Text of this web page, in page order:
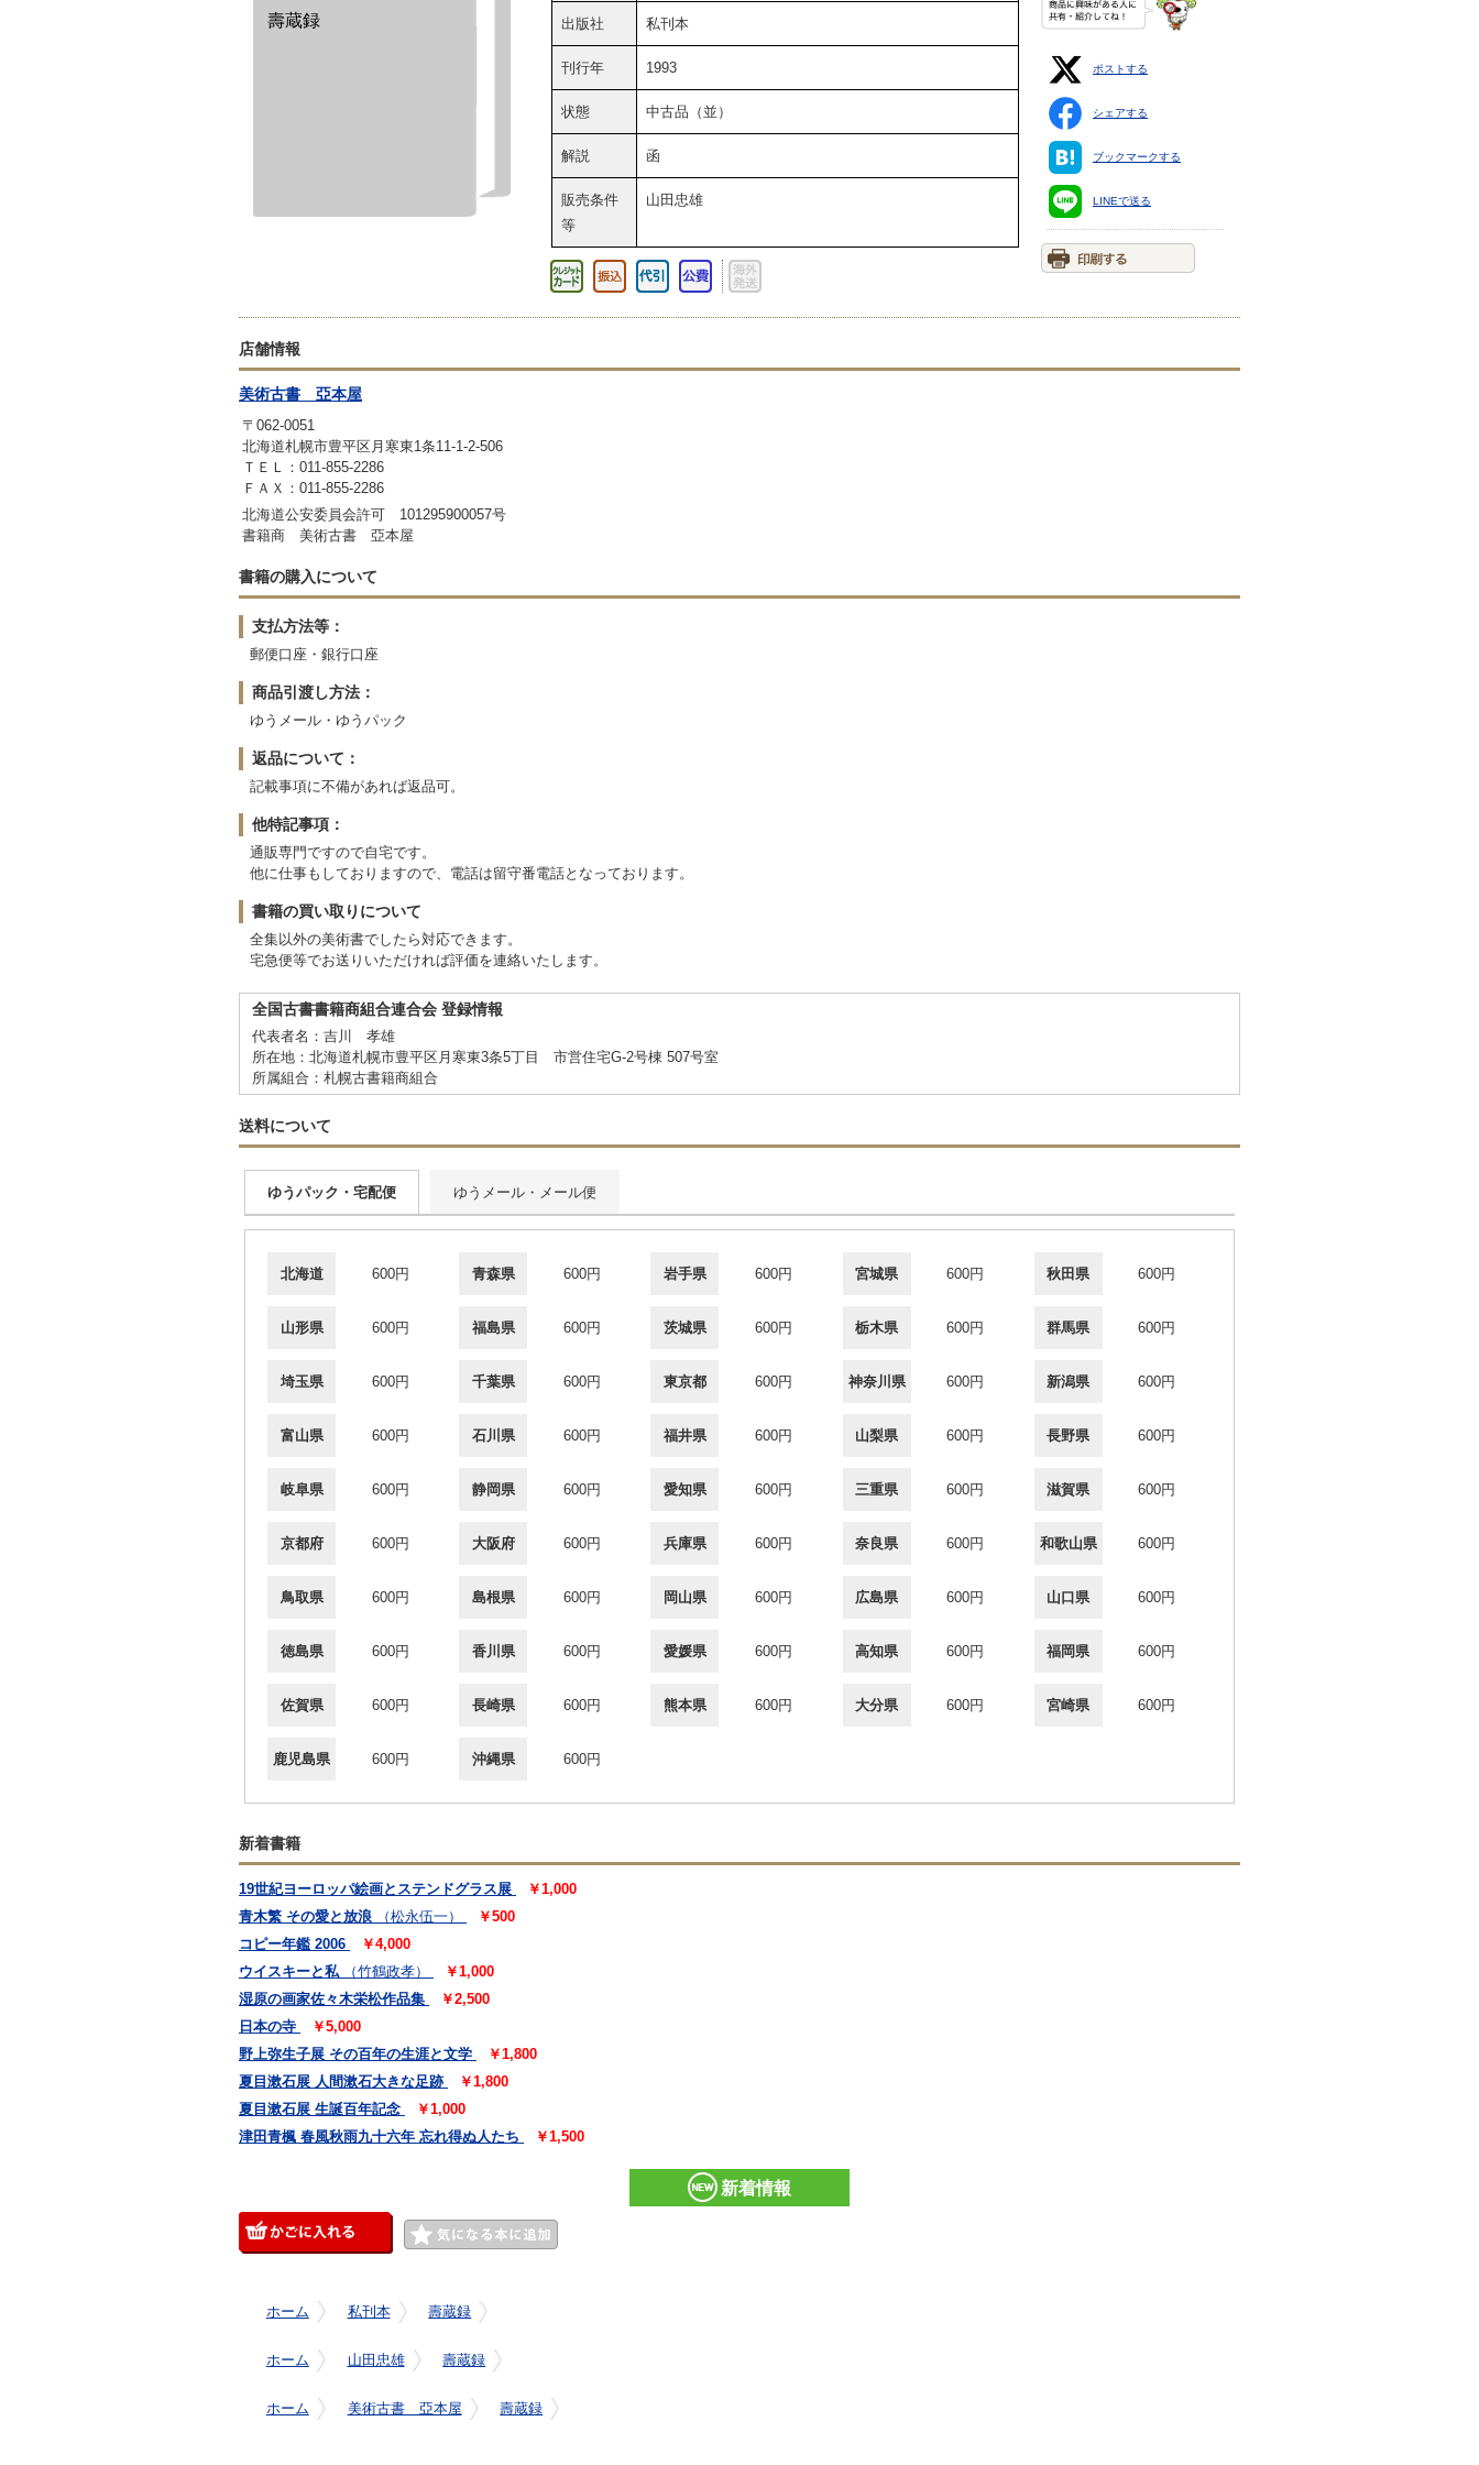
壽蔵録 出版社 私刊本
刊行年 1993
状態 中古品（並）
解説 函
販売条件
等
山田忠雄
ポストする
シェアする
ブックマークする
LINEで送る
店舗情報
美術古書 亞本屋
〒062-0051
北海道札幌市豊平区月寒東1条11-1-2-506
ＴＥＬ：011-855-2286
ＦＡＸ：011-855-2286
北海道公安委員会許可 101295900057号
書籍商 美術古書 亞本屋
書籍の購入について
支払方法等：
郵便口座・銀行口座
商品引渡し方法：
ゆうメール・ゆうパック
返品について：
記載事項に不備があれば返品可。
他特記事項：
通販専門ですので自宅です。
他に仕事もしておりますので、電話は留守番電話となっております。
書籍の買い取りについて
全集以外の美術書でしたら対応できます。
宅急便等でお送りいただければ評価を連絡いたします。
全国古書書籍商組合連合会 登録情報
代表者名：吉川 孝雄
所在地：北海道札幌市豊平区月寒東3条5丁目 市営住宅G-2号棟 507号室
所属組合：札幌古書籍商組合
送料について
ゆうパック・宅配便 ゆうメール・メール便
北海道 600円 青森県 600円 岩手県 600円 宮城県 600円 秋田県 600円
山形県 600円 福島県 600円 茨城県 600円 栃木県 600円 群馬県 600円
埼玉県 600円 千葉県 600円 東京都 600円 神奈川県 600円 新潟県 600円
富山県 600円 石川県 600円 福井県 600円 山梨県 600円 長野県 600円
岐阜県 600円 静岡県 600円 愛知県 600円 三重県 600円 滋賀県 600円
京都府 600円 大阪府 600円 兵庫県 600円 奈良県 600円 和歌山県 600円
鳥取県 600円 島根県 600円 岡山県 600円 広島県 600円 山口県 600円
徳島県 600円 香川県 600円 愛媛県 600円 高知県 600円 福岡県 600円
佐賀県 600円 長崎県 600円 熊本県 600円 大分県 600円 宮崎県 600円
鹿児島県 600円 沖縄県 600円
新着書籍
19世紀ヨーロッパ絵画とステンドグラス展
￥1,000
青木繁 その愛と放浪
（松永伍一）
￥500
コピー年鑑 2006
￥4,000
ウイスキーと私
（竹鶴政孝）
￥1,000
湿原の画家佐々木栄松作品集
￥2,500
日本の寺
￥5,000
野上弥生子展 その百年の生涯と文学
￥1,800
夏目漱石展 人間漱石大きな足跡
￥1,800
夏目漱石展 生誕百年記念
￥1,000
津田青楓 春風秋雨九十六年 忘れ得ぬ人たち
￥1,500
新着情報
ホーム 私刊本 壽蔵録
ホーム 山田忠雄 壽蔵録
ホーム 美術古書 亞本屋 壽蔵録